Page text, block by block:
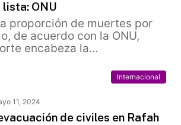
lista: ONU
proporción de muertes por
de acuerdo con la ONU,
encabeza la…
Internacional
11, 2024
de civiles en Rafah